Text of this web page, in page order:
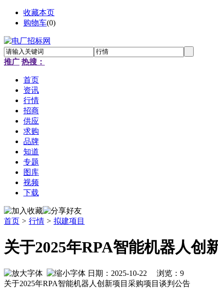
收藏本页
购物车(0)
推广 热搜：
首页
资讯
行情
招商
供应
求购
品牌
知道
专题
图库
视频
下载
首页 > 行情 > 拟建项目
关于2025年RPA智能机器人创
日期：2025-10-22 浏览： 9
关于2025年RPA智能机器人创新项目采购项目谈判公告